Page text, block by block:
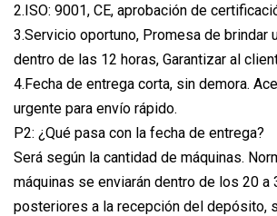
2.ISO: 9001, CE, aprobación de
3.Servicio oportuno, Promesa de brindar
dentro de las 12 horas, Garantizar al
4.Fecha de entrega corta, sin demora.
urgente para envío rápido.
P2: ¿Qué pasa con la fecha de entrega?
Será según la cantidad de máquinas.
máquinas se enviarán dentro de los 20 a
posteriores a la recepción del depósito,